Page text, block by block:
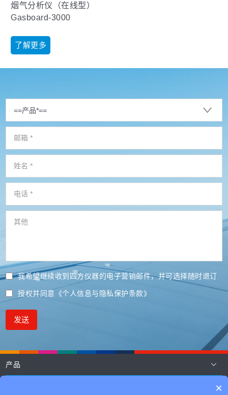
烟气分析仪（在线型）
Gasboard-3000
了解更多
我希望继续收到四方仪器的电子营销邮件，并可选择随时退订
授权并同意 《个人信息与隐私保护条款》
发送
产品
×